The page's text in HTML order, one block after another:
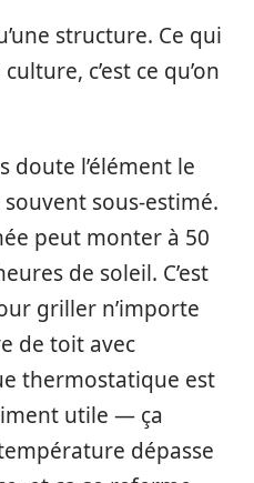
structure. Ce qui
c’est ce qu’on
doute l’élément le
sous-estimé.
peut monter à 50
de soleil. C’est
griller n’importe
de toit avec
thermostatique est
utile — ça
dépasse